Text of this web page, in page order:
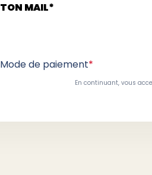
TON MAIL*
Mode de paiement*
En continuant, vous